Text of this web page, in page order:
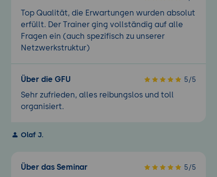
Top Qualität, die Erwartungen wurden absolut
erfüllt. Der Trainer ging vollständig auf alle
Fragen ein (auch spezifisch zu unserer
Netzwerkstruktur)
Über die GFU 5/5
Sehr zufrieden, alles reibungslos und toll
organisiert.
Olaf J.
Über das Seminar 5/5